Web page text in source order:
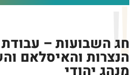
חג השבועות –
הנצרות והאיסלאם